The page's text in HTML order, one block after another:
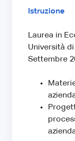
Istruzione
Laurea in
Università di
Settembre